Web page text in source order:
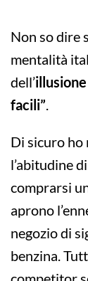
Non so dire
mentalità
dell’
facili”.
Di sicuro ho
l’abitudine
comprarsi
aprono
negozio di
benzina.